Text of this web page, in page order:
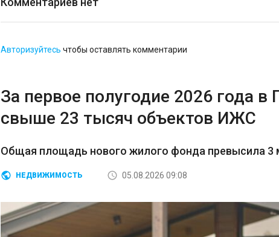
Авторизуйтесь чтобы оставлять комментарии
За первое полугодие 2026 года
свыше 23 тысяч объектов ИЖС
Общая площадь нового жилого фонда превысила 3
НЕДВИЖИМОСТЬ 05.08.2026 09:08